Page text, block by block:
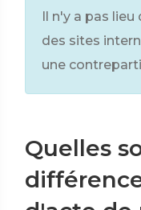
Il n'y a pas
des sites
une
Quelles